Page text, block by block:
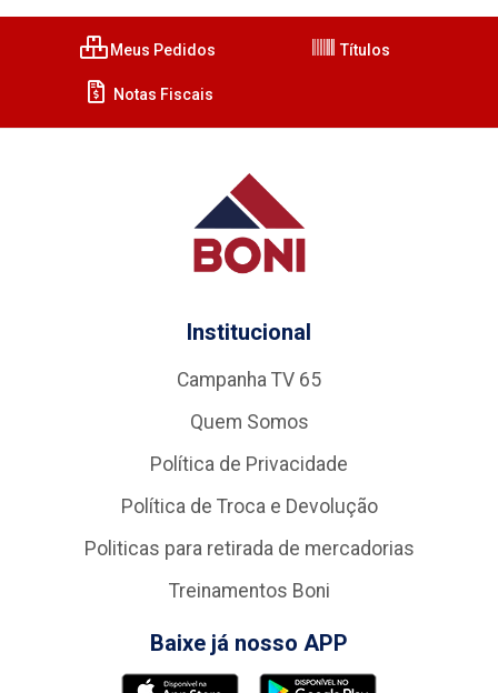
Meus Pedidos Títulos
Notas Fiscais
Institucional
Campanha TV 65
Quem Somos
Política de Privacidade
Política de Troca e Devolução
Politicas para retirada de mercadorias
Treinamentos Boni
Baixe já nosso APP